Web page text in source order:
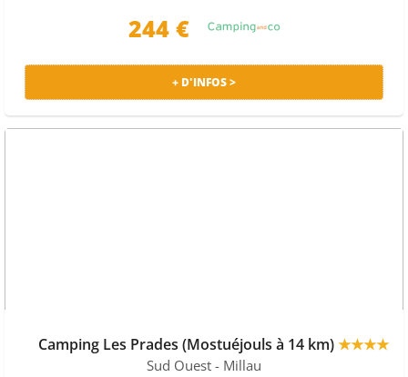
244 €
+ D'INFOS >
Camping Les Prades (Mostuéjouls à 14 km)★★★★
Sud Ouest - Millau